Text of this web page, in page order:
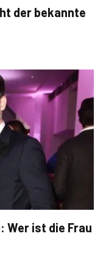
der bekannte
Wer ist die Frau